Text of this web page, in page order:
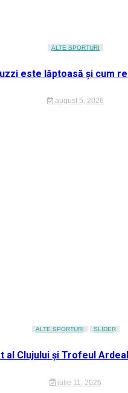
ALTE SPORTURI
este lăptoasă și cum
august 5, 2026
ALTE SPORTURI SLIDER
Clujului și Trofeul
iulie 11, 2026